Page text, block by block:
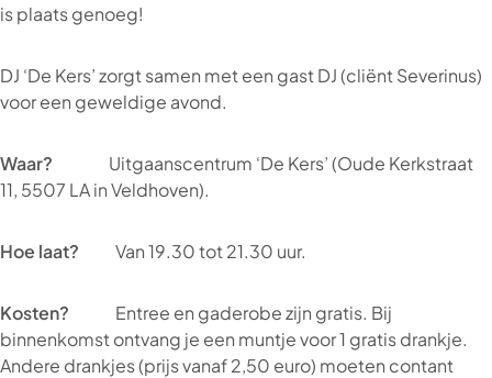
is plaats genoeg!
DJ ‘De Kers’ zorgt samen met een gast DJ (cliënt Severinus)
voor een geweldige avond.
Waar? Uitgaanscentrum ‘De Kers’ (Oude Kerkstraat
11, 5507 LA in Veldhoven).
Hoe laat? Van 19.30 tot 21.30 uur.
Kosten? Entree en gaderobe zijn gratis. Bij
binnenkomst ontvang je een muntje voor 1 gratis drankje.
Andere drankjes (prijs vanaf 2,50 euro) moeten contant